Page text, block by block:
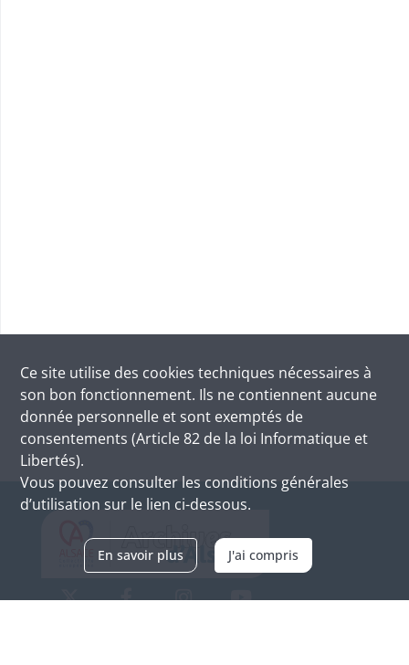
Ce site utilise des cookies techniques nécessaires à
son bon fonctionnement. Ils ne contiennent aucune
donnée personnelle et sont exemptés de
consentements (Article 82 de la loi Informatique et
Libertés).
Vous pouvez consulter les conditions générales
d’utilisation sur le lien ci-dessous.
En savoir plus J'ai compris